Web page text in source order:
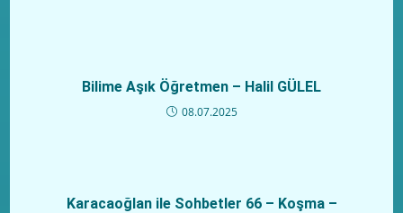
Bilime Aşık Öğretmen – Halil GÜLEL
08.07.2025
Karacaoğlan ile Sohbetler 66 – Koşma –